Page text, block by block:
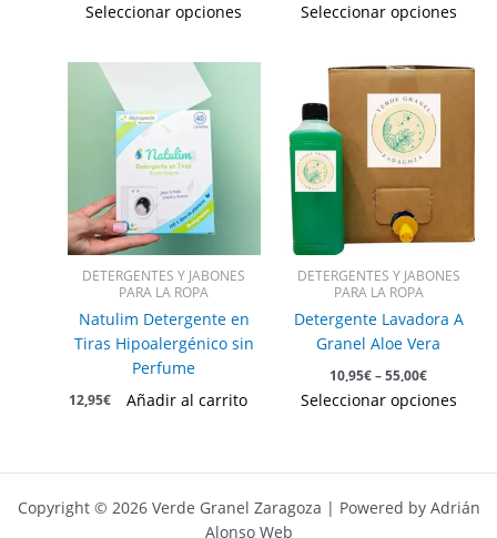
Seleccionar opciones Seleccionar opciones
DETERGENTES Y JABONES
PARA LA ROPA
Natulim Detergente en
Tiras Hipoalergénico sin
Perfume
12,95€ Añadir al carrito
DETERGENTES Y JABONES
PARA LA ROPA
Detergente Lavadora A
Granel Aloe Vera
10,95€–55,00€
Seleccionar opciones
Este
se
Copyright © 2026 Verde Granel Zaragoza | Powered by Adrián
Alonso Web